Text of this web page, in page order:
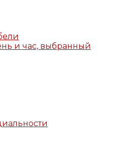
и час, выбранный